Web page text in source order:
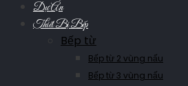
Dự Án
Thiết Bị Bếp
Bếp từ
Bếp từ 2 vùng nấu
Bếp từ 3 vùng nấu